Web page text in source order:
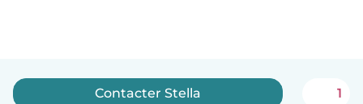
Contacter Stella 1